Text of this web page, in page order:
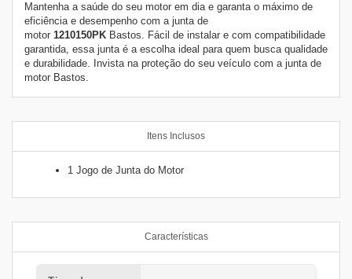
Mantenha a saúde do seu motor em dia e garanta o máximo de
eficiência e desempenho com a junta de
motor 1210150PK Bastos. Fácil de instalar e com compatibilidade
garantida, essa junta é a escolha ideal para quem busca qualidade
e durabilidade. Invista na proteção do seu veículo com a junta de
motor Bastos.
Itens Inclusos
1 Jogo de Junta do Motor
Características